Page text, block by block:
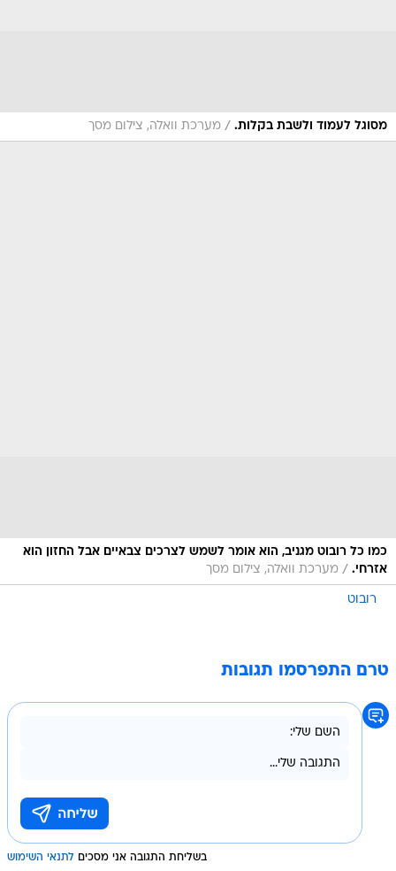
מסוגל לעמוד ולשבת בקלות. / מערכת וואלה, צילום מסך
כמו כל רובוט מגניב, הוא אומר לשמש לצרכים צבאיים אבל החזון הוא
אזרחי. / מערכת וואלה, צילום מסך
רובוט
טרם התפרסמו תגובות
בשליחת התגובה אני מסכים לתנאי השימוש